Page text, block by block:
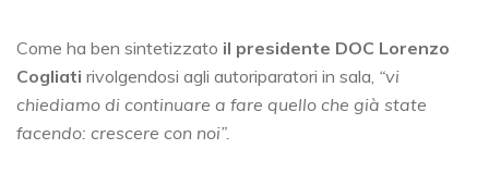
Come ha ben sintetizzato il presidente DOC Lorenzo
Cogliati rivolgendosi agli autoriparatori in sala, “vi
chiediamo di continuare a fare quello che già state
facendo: crescere con noi”.